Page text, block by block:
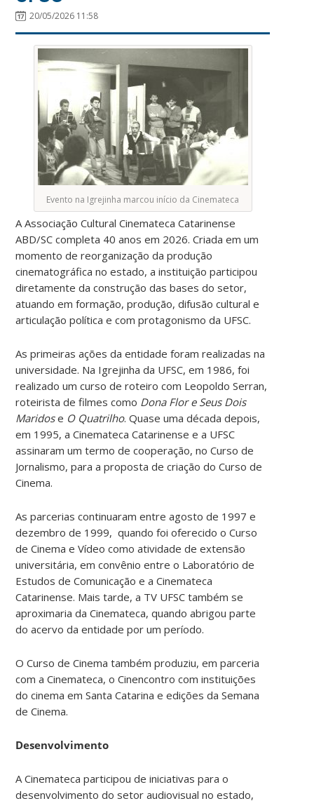
20/05/2026 11:58
Evento na Igrejinha marcou início da Cinemateca
A Associação Cultural Cinemateca Catarinense
ABD/SC completa 40 anos em 2026. Criada em um
momento de reorganização da produção
cinematográfica no estado, a instituição participou
diretamente da construção das bases do setor,
atuando em formação, produção, difusão cultural e
articulação política e com protagonismo da UFSC.
As primeiras ações da entidade foram realizadas na
universidade. Na Igrejinha da UFSC, em 1986, foi
realizado um curso de roteiro com Leopoldo Serran,
roteirista de filmes como Dona Flor e Seus Dois
Maridose O Quatrilho. Quase uma década depois,
em 1995, a Cinemateca Catarinense e a UFSC
assinaram um termo de cooperação, no Curso de
Jornalismo, para a proposta de criação do Curso de
Cinema.
As parcerias continuaram entre agosto de 1997 e
dezembro de 1999, quando foi oferecido o Curso
de Cinema e Vídeo como atividade de extensão
universitária, em convênio entre o Laboratório de
Estudos de Comunicação e a Cinemateca
Catarinense. Mais tarde, a TV UFSC também se
aproximaria da Cinemateca, quando abrigou parte
do acervo da entidade por um período.
O Curso de Cinema também produziu, em parceria
com a Cinemateca, o Cinencontro com instituições
do cinema em Santa Catarina e edições da Semana
de Cinema.
Desenvolvimento
A Cinemateca participou de iniciativas para o
desenvolvimento do setor audiovisual no estado,